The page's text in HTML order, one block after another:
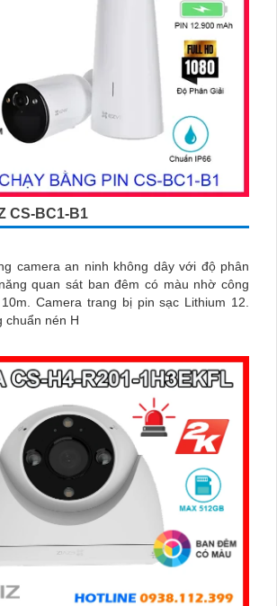
CS-BC1-B1
camera an ninh không dây với độ phân
quan sát ban đêm có màu nhờ công
Lithium 12.
chuẩn nén H